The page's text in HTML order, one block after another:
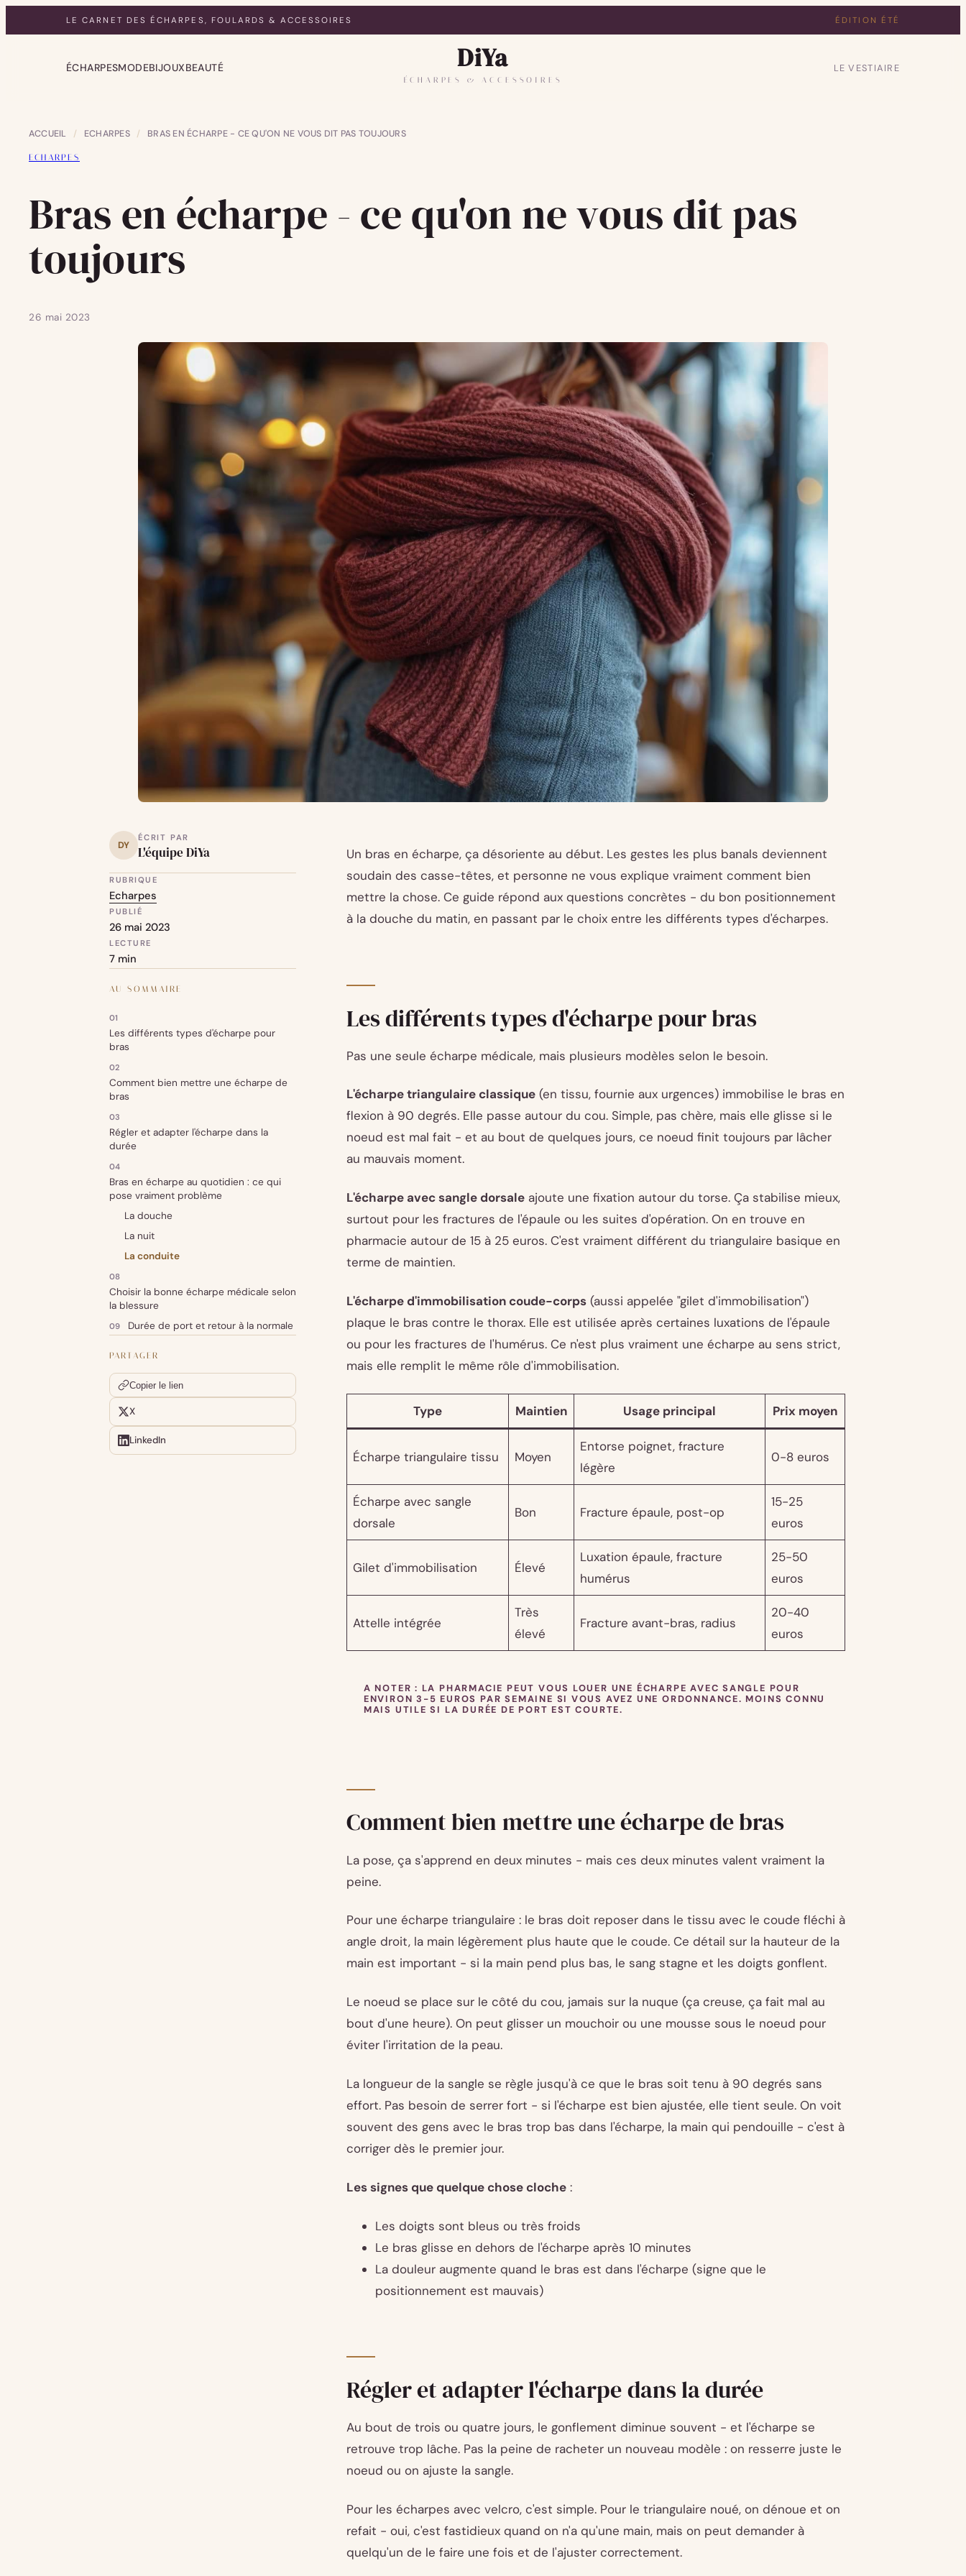
LE CARNET DES ÉCHARPES, FOULARDS & ACCESSOIRES ÉDITION ÉTÉ
ÉCHARPESMODEBIJOUXBEAUTÉ DiYa
ÉCHARPES & ACCESSOIRES
LE VESTIAIRE
ACCUEIL / ECHARPES / BRAS EN ÉCHARPE - CE QU'ON NE VOUS DIT PAS TOUJOURS
ECHARPES
Bras en écharpe - ce qu'on ne vous dit pas
toujours
26 mai 2023
DY
ÉCRIT PAR
L'équipe DiYa
RUBRIQUE
Echarpes
PUBLIÉ
26 mai 2023
LECTURE
7 min
AU SOMMAIRE
Les différents types d'écharpe pour
bras
Comment bien mettre une écharpe de
bras
Régler et adapter l'écharpe dans la
durée
Bras en écharpe au quotidien : ce qui
pose vraiment problème
La douche
La nuit
La conduite
Choisir la bonne écharpe médicale selon
la blessure
Durée de port et retour à la normale
PARTAGER
Copier le lien
X
LinkedIn
Un bras en écharpe, ça désoriente au début. Les gestes les plus banals deviennent
soudain des casse-têtes, et personne ne vous explique vraiment comment bien
mettre la chose. Ce guide répond aux questions concrètes - du bon positionnement
à la douche du matin, en passant par le choix entre les différents types d'écharpes.
Les différents types d'écharpe pour bras
Pas une seule écharpe médicale, mais plusieurs modèles selon le besoin.
L'écharpe triangulaire classique(en tissu, fournie aux urgences) immobilise le bras en
flexion à 90 degrés. Elle passe autour du cou. Simple, pas chère, mais elle glisse si le
noeud est mal fait - et au bout de quelques jours, ce noeud finit toujours par lâcher
au mauvais moment.
L'écharpe avec sangle dorsaleajoute une fixation autour du torse. Ça stabilise mieux,
surtout pour les fractures de l'épaule ou les suites d'opération. On en trouve en
pharmacie autour de 15 à 25 euros. C'est vraiment différent du triangulaire basique en
terme de maintien.
L'écharpe d'immobilisation coude-corps(aussi appelée "gilet d'immobilisation")
plaque le bras contre le thorax. Elle est utilisée après certaines luxations de l'épaule
ou pour les fractures de l'humérus. Ce n'est plus vraiment une écharpe au sens strict,
mais elle remplit le même rôle d'immobilisation.
Type Maintien Usage principal Prix moyen
Écharpe triangulaire tissu Moyen
Entorse poignet, fracture
légère
0-8 euros
Écharpe avec sangle
dorsale
Bon Fracture épaule, post-op
15-25
euros
Gilet d'immobilisation Élevé
Luxation épaule, fracture
humérus
25-50
euros
Attelle intégrée
Très
élevé
Fracture avant-bras, radius
20-40
euros
A NOTER : LA PHARMACIE PEUT VOUS LOUER UNE ÉCHARPE AVEC SANGLE POUR
ENVIRON 3-5 EUROS PAR SEMAINE SI VOUS AVEZ UNE ORDONNANCE. MOINS CONNU
MAIS UTILE SI LA DURÉE DE PORT EST COURTE.
Comment bien mettre une écharpe de bras
La pose, ça s'apprend en deux minutes - mais ces deux minutes valent vraiment la
peine.
Pour une écharpe triangulaire : le bras doit reposer dans le tissu avec le coude fléchi à
angle droit, la main légèrement plus haute que le coude. Ce détail sur la hauteur de la
main est important - si la main pend plus bas, le sang stagne et les doigts gonflent.
Le noeud se place sur le côté du cou, jamais sur la nuque (ça creuse, ça fait mal au
bout d'une heure). On peut glisser un mouchoir ou une mousse sous le noeud pour
éviter l'irritation de la peau.
La longueur de la sangle se règle jusqu'à ce que le bras soit tenu à 90 degrés sans
effort. Pas besoin de serrer fort - si l'écharpe est bien ajustée, elle tient seule. On voit
souvent des gens avec le bras trop bas dans l'écharpe, la main qui pendouille - c'est à
corriger dès le premier jour.
Les signes que quelque chose cloche:
Les doigts sont bleus ou très froids
Le bras glisse en dehors de l'écharpe après 10 minutes
La douleur augmente quand le bras est dans l'écharpe (signe que le
positionnement est mauvais)
Régler et adapter l'écharpe dans la durée
Au bout de trois ou quatre jours, le gonflement diminue souvent - et l'écharpe se
retrouve trop lâche. Pas la peine de racheter un nouveau modèle : on resserre juste le
noeud ou on ajuste la sangle.
Pour les écharpes avec velcro, c'est simple. Pour le triangulaire noué, on dénoue et on
refait - oui, c'est fastidieux quand on n'a qu'une main, mais on peut demander à
quelqu'un de le faire une fois et de l'ajuster correctement.